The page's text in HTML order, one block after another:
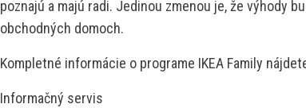
poznajú a majú radi. Jedinou zmenou je, že výhody
obchodných domoch.
Kompletné informácie o programe IKEA Family
Informačný servis